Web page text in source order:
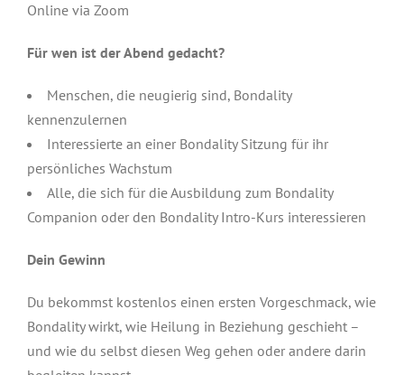
Online via Zoom
Für wen ist der Abend gedacht?
Menschen, die neugierig sind, Bondality
kennenzulernen
Interessierte an einer Bondality Sitzung für ihr
persönliches Wachstum
Alle, die sich für die Ausbildung zum Bondality
Companion oder den Bondality Intro-Kurs interessieren
Dein Gewinn
Du bekommst kostenlos einen ersten Vorgeschmack, wie
Bondality wirkt, wie Heilung in Beziehung geschieht –
und wie du selbst diesen Weg gehen oder andere darin